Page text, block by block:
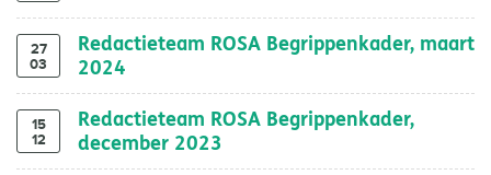
27
03
Redactieteam ROSA Begrippenkader, maart
2024
15
12
Redactieteam ROSA Begrippenkader,
december 2023